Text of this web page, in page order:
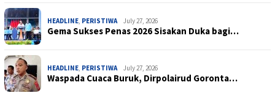
HEADLINE, PERISTIWA July 27, 2026
Gema Sukses Penas 2026 Sisakan Duka bagi…
HEADLINE, PERISTIWA July 27, 2026
Waspada Cuaca Buruk, Dirpolairud Goronta…